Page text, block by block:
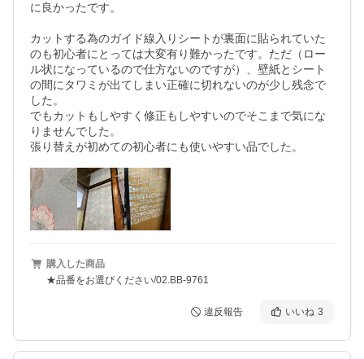
に良かったです。
カットする為のガイド線入りシートが裏面に貼られていた
のも初心者にとっては大変有り難かったです。ただ（ロー
ル状になっているので仕方ないのですが）、壁紙とシート
の間にタワミが出てしまい正確に切れないのが少し残念で
した。
でもカットもしやすく修正もしやすいのでそこまで気にな
りませんでした。
購入した商品
★品番をお選びください/02.BB-9761
違反報告 いいね 3